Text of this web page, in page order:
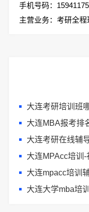
手机号码：
大连考研培训班
大连MBA报考排
大连考研在线辅
大连MPAcc培训-社
大连mpacc培训
大连大学mba培